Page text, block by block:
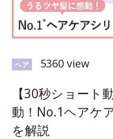
ヘア 5360 view
【30秒ショート
動！No.1ヘアケ
を解説